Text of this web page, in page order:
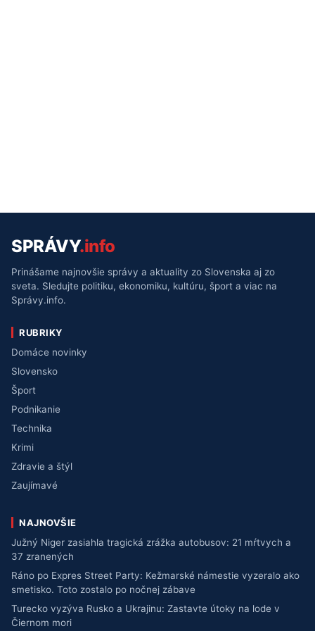
SPRÁVY.info
Prinášame najnovšie správy a aktuality zo Slovenska aj zo
sveta. Sledujte politiku, ekonomiku, kultúru, šport a viac na
Správy.info.
RUBRIKY
Domáce novinky
Slovensko
Šport
Podnikanie
Technika
Krimi
Zdravie a štýl
Zaujímavé
NAJNOVŠIE
Južný Niger zasiahla tragická zrážka autobusov: 21 mŕtvych a
37 zranených
Ráno po Expres Street Party: Kežmarské námestie vyzeralo ako
smetisko. Toto zostalo po nočnej zábave
Turecko vyzýva Rusko a Ukrajinu: Zastavte útoky na lode v
Čiernom mori